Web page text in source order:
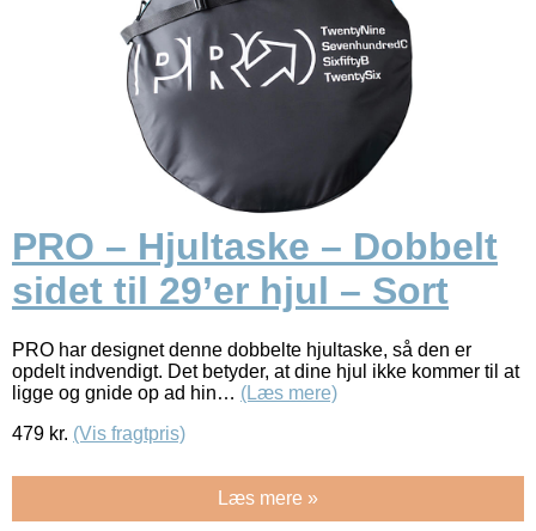
PRO – Hjultaske – Dobbelt
sidet til 29’er hjul – Sort
PRO har designet denne dobbelte hjultaske, så den er
opdelt indvendigt. Det betyder, at dine hjul ikke kommer til at
ligge og gnide op ad hin… (Læs mere)
479 kr. (Vis fragtpris)
Læs mere »